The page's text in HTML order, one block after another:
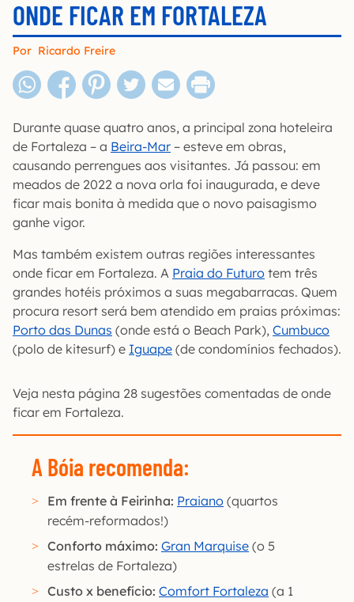
ONDE FICAR EM FORTALEZA
Por Ricardo Freire
Durante quase quatro anos, a principal zona hoteleira
de Fortaleza – a Beira-Mar – esteve em obras,
causando perrengues aos visitantes. Já passou: em
meados de 2022 a nova orla foi inaugurada, e deve
ficar mais bonita à medida que o novo paisagismo
ganhe vigor.
Mas também existem outras regiões interessantes
onde ficar em Fortaleza. A Praia do Futuro tem três
grandes hotéis próximos a suas megabarracas. Quem
procura resort será bem atendido em praias próximas:
Porto das Dunas (onde está o Beach Park), Cumbuco
(polo de kitesurf) e Iguape (de condomínios fechados).
Veja nesta página 28 sugestões comentadas de onde
ficar em Fortaleza.
A Bóia recomenda:
Em frente à Feirinha: Praiano (quartos
recém-reformados!)
Conforto máximo: Gran Marquise (o 5
estrelas de Fortaleza)
Custo x benefício: Comfort Fortaleza (a 1